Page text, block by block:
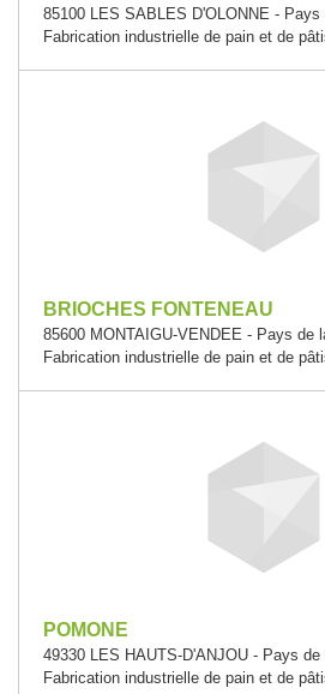
85100 LES SABLES D'OLONNE - Pays
Fabrication industrielle de pain et de
BRIOCHES FONTENEAU
85600 MONTAIGU-VENDEE - Pays de
Fabrication industrielle de pain et de
POMONE
49330 LES HAUTS-D'ANJOU - Pays de
Fabrication industrielle de pain et de